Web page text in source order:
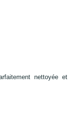
nettoyée et